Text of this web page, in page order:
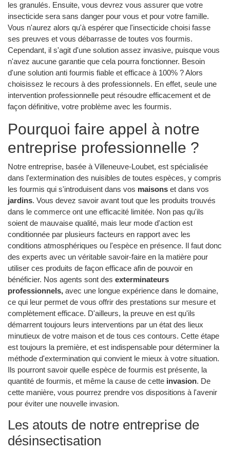
les granulés. Ensuite, vous devrez vous assurer que votre
insecticide sera sans danger pour vous et pour votre famille.
Vous n'aurez alors qu'à espérer que l'insecticide choisi fasse
ses preuves et vous débarrasse de toutes vos fourmis.
Cependant, il s'agit d'une solution assez invasive, puisque vous
n'avez aucune garantie que cela pourra fonctionner. Besoin
d'une solution anti fourmis fiable et efficace à 100% ? Alors
choisissez le recours à des professionnels. En effet, seule une
intervention professionnelle peut résoudre efficacement et de
façon définitive, votre problème avec les fourmis.
Pourquoi faire appel à notre
entreprise professionnelle ?
Notre entreprise, basée à Villeneuve-Loubet, est spécialisée
dans l'extermination des nuisibles de toutes espèces, y compris
les fourmis qui s'introduisent dans vos maisons et dans vos
jardins. Vous devez savoir avant tout que les produits trouvés
dans le commerce ont une efficacité limitée. Non pas qu'ils
soient de mauvaise qualité, mais leur mode d'action est
conditionnée par plusieurs facteurs en rapport avec les
conditions atmosphériques ou l'espèce en présence. Il faut donc
des experts avec un véritable savoir-faire en la matière pour
utiliser ces produits de façon efficace afin de pouvoir en
bénéficier. Nos agents sont des exterminateurs
professionnels, avec une longue expérience dans le domaine,
ce qui leur permet de vous offrir des prestations sur mesure et
complètement efficace. D'ailleurs, la preuve en est qu'ils
démarrent toujours leurs interventions par un état des lieux
minutieux de votre maison et de tous ces contours. Cette étape
est toujours la première, et est indispensable pour déterminer la
méthode d'extermination qui convient le mieux à votre situation.
Ils pourront savoir quelle espèce de fourmis est présente, la
quantité de fourmis, et même la cause de cette invasion. De
cette manière, vous pourrez prendre vos dispositions à l'avenir
pour éviter une nouvelle invasion.
Les atouts de notre entreprise de
désinsectisation